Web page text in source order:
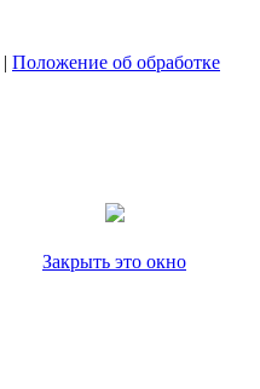
| Положение об обработке
Закрыть это окно